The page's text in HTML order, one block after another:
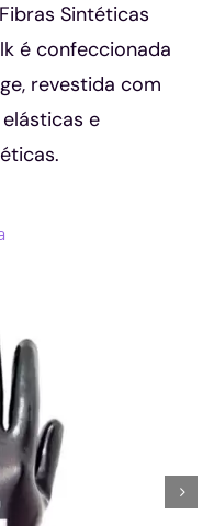
Sintéticas
é confeccionada
revestida com
e